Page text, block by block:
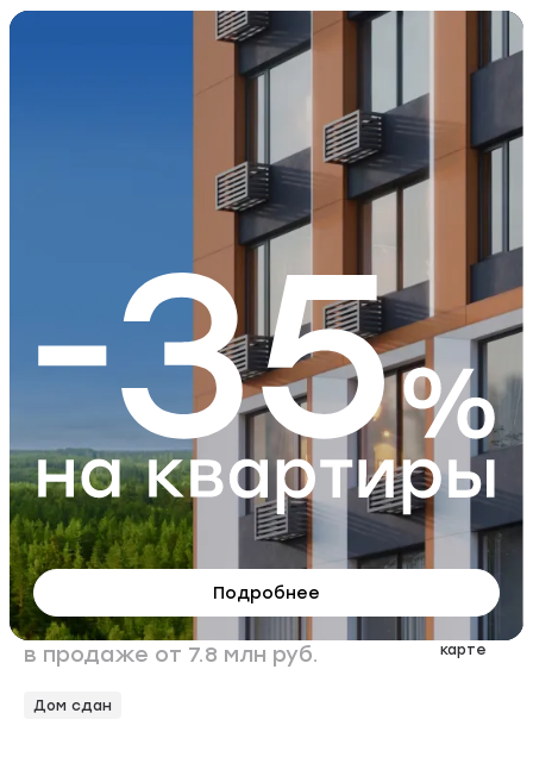
Левел Лесной
Подробнее
Левел Лесной
123 квартиры
в продаже от 7.8 млн руб.
карте
Дом сдан